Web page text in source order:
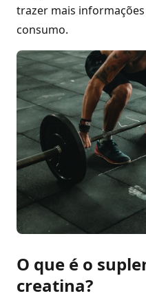
trazer mais
consumo.
O que é o
creatina?